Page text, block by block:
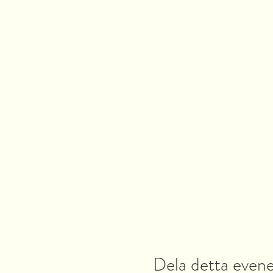
Dela detta